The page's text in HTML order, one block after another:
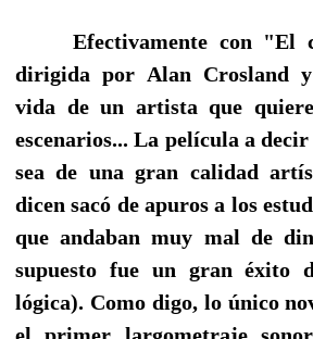
Efectivamente con "El
dirigida por Alan Crosland y
vida de un artista que
escenarios... La película a
sea de una gran calidad
dicen sacó de apuros a los
que andaban muy mal de
supuesto fue un gran éxito
lógica). Como digo, lo único